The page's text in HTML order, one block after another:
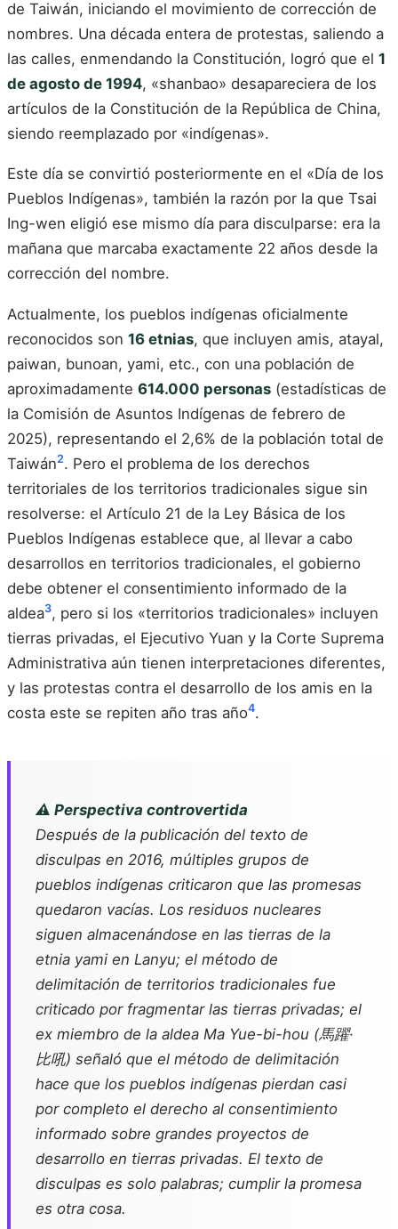
de Taiwán, iniciando el movimiento de corrección de
nombres. Una década entera de protestas, saliendo a
las calles, enmendando la Constitución, logró que el 1
de agosto de 1994, «shanbao» desapareciera de los
artículos de la Constitución de la República de China,
siendo reemplazado por «indígenas».
Este día se convirtió posteriormente en el «Día de los
Pueblos Indígenas», también la razón por la que Tsai
Ing-wen eligió ese mismo día para disculparse: era la
mañana que marcaba exactamente 22 años desde la
corrección del nombre.
Actualmente, los pueblos indígenas oficialmente
reconocidos son 16 etnias, que incluyen amis, atayal,
paiwan, bunoan, yami, etc., con una población de
aproximadamente 614.000 personas (estadísticas de
la Comisión de Asuntos Indígenas de febrero de
2025), representando el 2,6% de la población total de
Taiwán2. Pero el problema de los derechos
territoriales de los territorios tradicionales sigue sin
resolverse: el Artículo 21 de la Ley Básica de los
Pueblos Indígenas establece que, al llevar a cabo
desarrollos en territorios tradicionales, el gobierno
debe obtener el consentimiento informado de la
aldea3, pero si los «territorios tradicionales» incluyen
tierras privadas, el Ejecutivo Yuan y la Corte Suprema
Administrativa aún tienen interpretaciones diferentes,
y las protestas contra el desarrollo de los amis en la
costa este se repiten año tras año4.
⚠️ Perspectiva controvertida
Después de la publicación del texto de
disculpas en 2016, múltiples grupos de
pueblos indígenas criticaron que las promesas
quedaron vacías. Los residuos nucleares
siguen almacenándose en las tierras de la
etnia yami en Lanyu; el método de
delimitación de territorios tradicionales fue
criticado por fragmentar las tierras privadas; el
ex miembro de la aldea Ma Yue-bi-hou (馬躍·
比吼) señaló que el método de delimitación
hace que los pueblos indígenas pierdan casi
por completo el derecho al consentimiento
informado sobre grandes proyectos de
desarrollo en tierras privadas. El texto de
disculpas es solo palabras; cumplir la promesa
es otra cosa.